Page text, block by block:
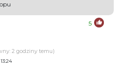
5
2 godziny temu)